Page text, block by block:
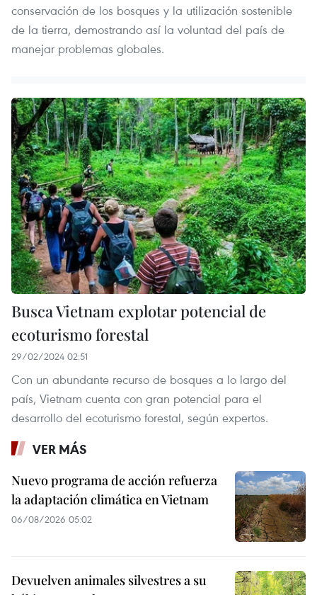
conservación de los bosques y la utilización sostenible
de la tierra, demostrando así la voluntad del país de
manejar problemas globales.
Busca Vietnam explotar potencial de
ecoturismo forestal
29/02/2024 02:51
Con un abundante recurso de bosques a lo largo del
país, Vietnam cuenta con gran potencial para el
desarrollo del ecoturismo forestal, según expertos.
VER MÁS
Nuevo programa de acción refuerza
la adaptación climática en Vietnam
06/08/2026 05:02
Devuelven animales silvestres a su